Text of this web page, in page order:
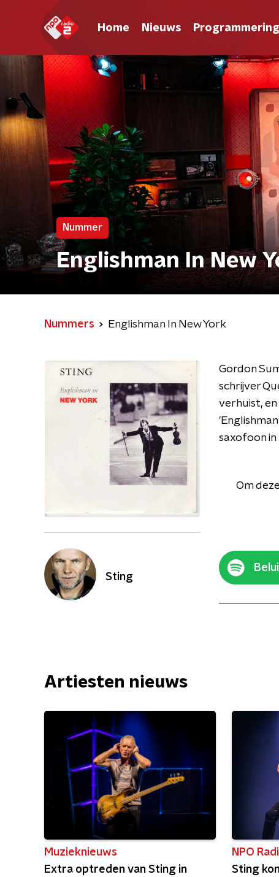
Home Nieuws Programmering
Nummer
Englishman In New
Nummers Englishman In New York
Sting
Gordon
schrijver
verhuist, en
saxofoon in
Om
Artiesten nieuws
Muzieknieuws
Extra optreden van Sting in
NPO
Sting